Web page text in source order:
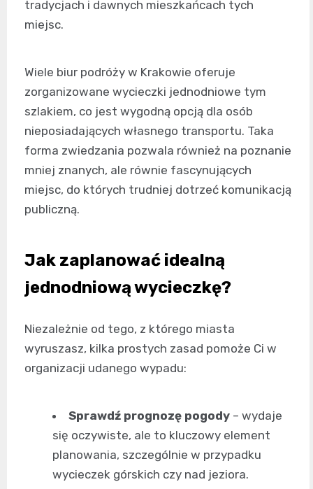
tradycjach i dawnych mieszkańcach tych
miejsc.
Wiele biur podróży w Krakowie oferuje
zorganizowane wycieczki jednodniowe tym
szlakiem, co jest wygodną opcją dla osób
nieposiadających własnego transportu. Taka
forma zwiedzania pozwala również na poznanie
mniej znanych, ale równie fascynujących
miejsc, do których trudniej dotrzeć komunikacją
publiczną.
Jak zaplanować idealną
jednodniową wycieczkę?
Niezależnie od tego, z którego miasta
wyruszasz, kilka prostych zasad pomoże Ci w
organizacji udanego wypadu:
Sprawdź prognozę pogody – wydaje
się oczywiste, ale to kluczowy element
planowania, szczególnie w przypadku
wycieczek górskich czy nad jeziora.